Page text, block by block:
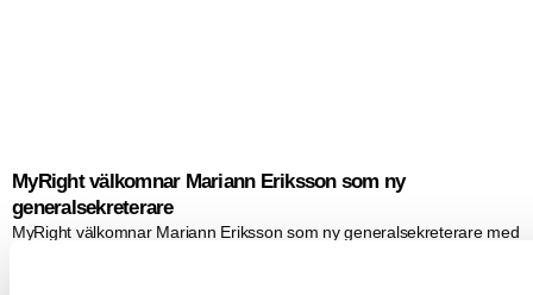
MyRight välkomnar Mariann Eriksson som ny
generalsekreterare
MyRight välkomnar Mariann Eriksson som ny generalsekreterare med